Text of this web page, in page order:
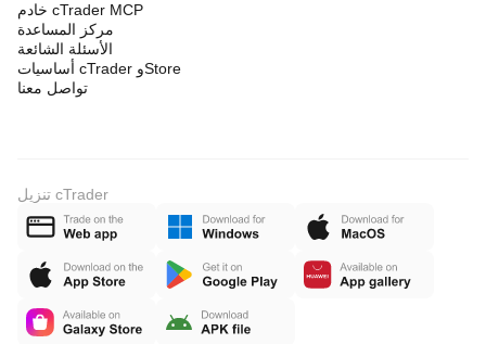
خادم cTrader MCP
مركز المساعدة
الأسئلة الشائعة
أساسيات cTrader وStore
تواصل معنا
تنزيل cTrader